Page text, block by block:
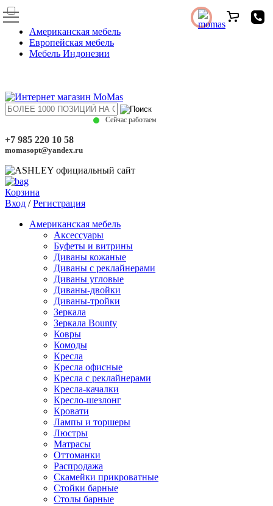
Американская мебель
Европейская мебель
Мебель Индонезии
Сейчас работаем
+7 985 220 10 58
momasopt@yandex.ru
Корзина
Вход /Регистрация
Американская мебель
Аксессуары
Буфеты и витрины
Диваны кожаные
Диваны с реклайнерами
Диваны угловые
Диваны-двойки
Диваны-тройки
Зеркала
Зеркала Bounty
Ковры
Комоды
Кресла
Кресла офисные
Кресла с реклайнерами
Кресла-качалки
Кресло-шезлонг
Кровати
Лампы и торшеры
Люстры
Матрасы
Оттоманки
Распродажа
Скамейки прикроватные
Стойки барные
Столы барные